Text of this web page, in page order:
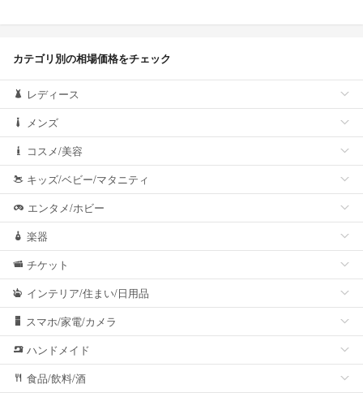
カテゴリ別の相場価格をチェック
レディース
メンズ
コスメ/美容
キッズ/ベビー/マタニティ
エンタメ/ホビー
楽器
チケット
インテリア/住まい/日用品
スマホ/家電/カメラ
ハンドメイド
食品/飲料/酒